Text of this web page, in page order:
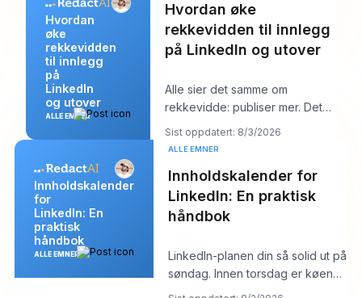
Hvordan
øke
rekkevidden
til innlegg
på
LinkedIn
og utover
ALLE EMNER
Hvordan øke
rekkevidden til innlegg
på LinkedIn og utover
Alle sier det samme om
rekkevidde: publiser mer. Det
rådet høres produktivt ut, men
det skjuler som
Sist oppdatert: 8/3/2026
Innholdskalender
for
LinkedIn: En
praktisk
håndbok
ALLE EMNER
ALLE EMNER
Innholdskalender for
LinkedIn: En praktisk
håndbok
LinkedIn-planen din så solid ut på
søndag. Innen torsdag er køen
tom, hooken du likte føles flat, og